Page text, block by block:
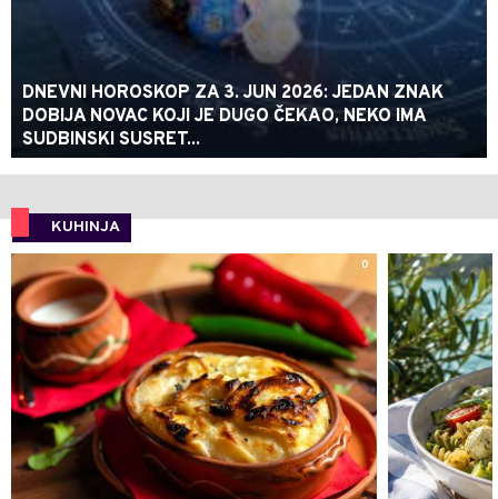
DNEVNI HOROSKOP ZA 3. JUN 2026: JEDAN ZNAK
DOBIJA NOVAC KOJI JE DUGO ČEKAO, NEKO IMA
SUDBINSKI SUSRET...
KUHINJA
0